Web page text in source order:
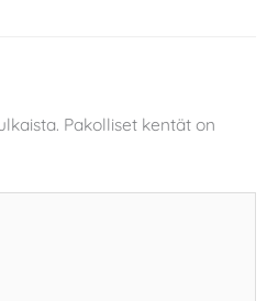
Pakolliset kentät on